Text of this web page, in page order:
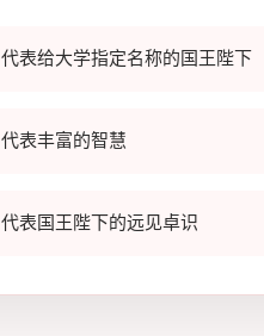
代表给大学指定名称的国王陛下
代表丰富的智慧
代表国王陛下的远见卓识